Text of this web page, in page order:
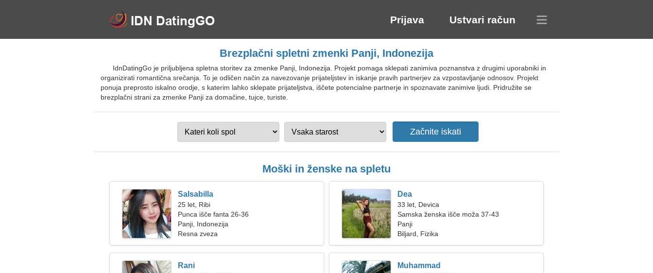
Prijava Ustvari račun
Brezplačni spletni zmenki Panji, Indonezija
IdnDatingGo je priljubljena spletna storitev za zmenke Panji, Indonezija. Projekt pomaga sklepati zanimiva poznanstva z drugimi uporabniki in
organizirati romantična srečanja. To je odličen način za navezovanje prijateljstev in iskanje pravih partnerjev za vzpostavljanje odnosov. Projekt
ponuja preprosto iskalno orodje, s katerim lahko sklepate prijateljstva, iščete potencialne partnerje in spoznavate zanimive ljudi. Pridružite se
brezplačni strani za zmenke Panji za domačine, tujce, turiste.
Moški in ženske na spletu
Salsabilla
25 let, Ribi
Punca išče fanta 26-36
Panji, Indonezija
Resna zveza
Dea
33 let, Devica
Samska ženska išče moža 37-43
Panji
Biljard, Fizika
Rani Muhammad